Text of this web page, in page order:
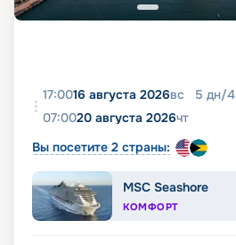
17:0016 августа 2026вс 5 дн/4
07:0020 августа 2026чт
Вы посетите 2 страны:
MSC Seashore
КОМФОРТ